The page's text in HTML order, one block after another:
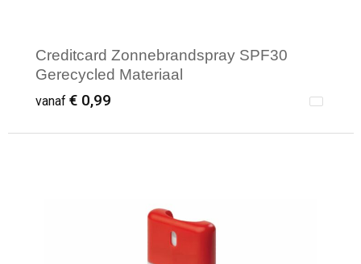
Creditcard Zonnebrandspray SPF30
Gerecycled Materiaal
vanaf € 0,99